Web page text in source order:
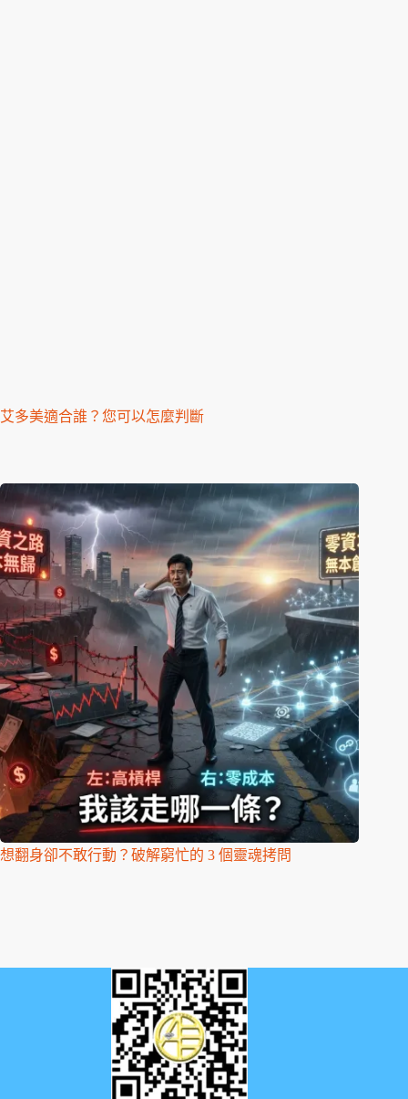
艾多美適合誰？您可以怎麼判斷
想翻身卻不敢行動？破解窮忙的 3 個靈魂拷問